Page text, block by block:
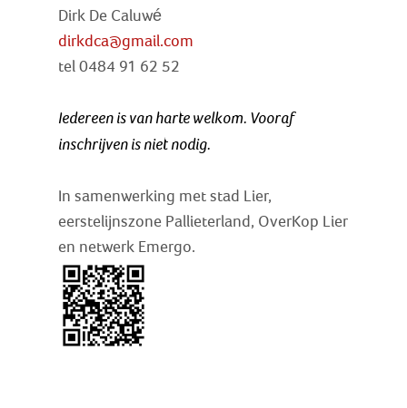
Dirk De Caluwé
dirkdca@gmail.com
tel 0484 91 62 52
Iedereen is van harte welkom. Vooraf
inschrijven is niet nodig.
In samenwerking met stad Lier,
eerstelijnszone Pallieterland, OverKop Lier
en netwerk Emergo.